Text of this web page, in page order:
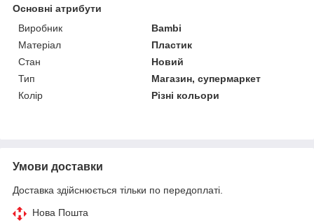
Основні атрибути
Виробник
Bambi
Матеріал
Пластик
Стан
Новий
Тип
Магазин, супермаркет
Колір
Різні кольори
Умови доставки
Доставка здійснюється тільки по передоплаті.
Нова Пошта